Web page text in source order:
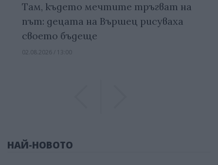
Там, където мечтите тръгват на
път: децата на Вършец рисуваха
своето бъдеще
02.08.2026 / 13:00
НАЙ-НОВОТО